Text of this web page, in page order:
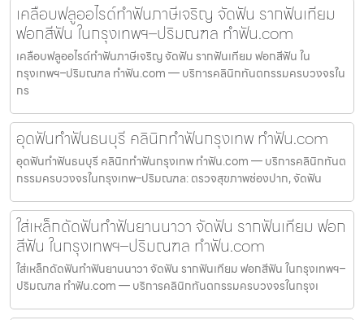
เคลือบฟลูออไรด์ทำฟันภาษีเจริญ จัดฟัน รากฟันเทียม
ฟอกสีฟัน ในกรุงเทพฯ–ปริมณฑล ทำฟัน.com
เคลือบฟลูออไรด์ทำฟันภาษีเจริญ จัดฟัน รากฟันเทียม ฟอกสีฟัน ใน
กรุงเทพฯ–ปริมณฑล ทำฟัน.com — บริการคลินิกทันตกรรมครบวงจรใน
กร
อุดฟันทำฟันธนบุรี คลินิกทำฟันกรุงเทพ ทำฟัน.com
อุดฟันทำฟันธนบุรี คลินิกทำฟันกรุงเทพ ทำฟัน.com — บริการคลินิกทันต
กรรมครบวงจรในกรุงเทพ–ปริมณฑล: ตรวจสุขภาพช่องปาก, จัดฟัน
ใส่เหล็กดัดฟันทำฟันยานนาวา จัดฟัน รากฟันเทียม ฟอก
สีฟัน ในกรุงเทพฯ–ปริมณฑล ทำฟัน.com
ใส่เหล็กดัดฟันทำฟันยานนาวา จัดฟัน รากฟันเทียม ฟอกสีฟัน ในกรุงเทพฯ–
ปริมณฑล ทำฟัน.com — บริการคลินิกทันตกรรมครบวงจรในกรุงเ